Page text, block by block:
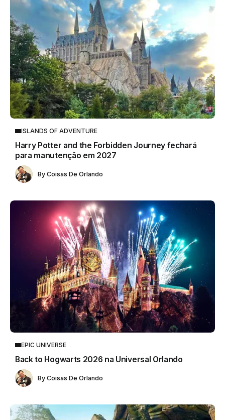
ISLANDS OF ADVENTURE
Harry Potter and the Forbidden Journey fechará
para manutenção em 2027
By Coisas De Orlando
EPIC UNIVERSE
Back to Hogwarts 2026 na Universal Orlando
By Coisas De Orlando